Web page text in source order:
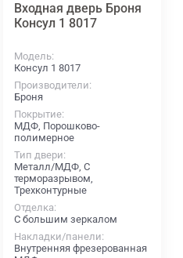
Входная дверь Броня
Консул 1 8017
Модель
Консул 1 8017
Производители
Броня
Покрытие
МДФ, Порошково-
полимерное
Тип двери
Металл/МДФ, С
терморазрывом,
Трехконтурные
Отделка
С большим зеркалом
Накладки/панели
Внутренняя фрезерованная